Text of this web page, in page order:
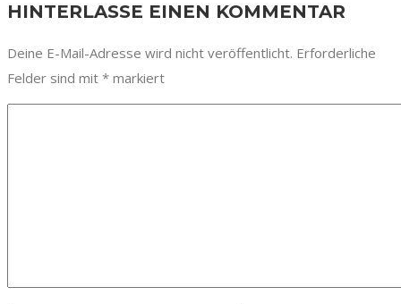
HINTERLASSE EINEN KOMMENTAR
Deine E-Mail-Adresse wird nicht veröffentlicht. Erforderliche
Felder sind mit * markiert